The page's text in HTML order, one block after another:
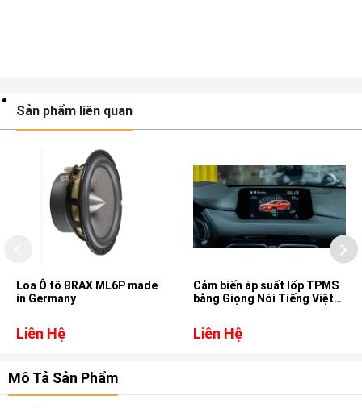
Sản phẩm liên quan
Loa Ô tô BRAX ML6P made
in Germany
Liên Hệ
Cảm biến áp suất lốp TPMS
bằng Giọng Nói Tiếng Việt
Liên Hệ
Mô Tả Sản Phẩm